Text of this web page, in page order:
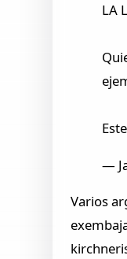
LA
—
Varios